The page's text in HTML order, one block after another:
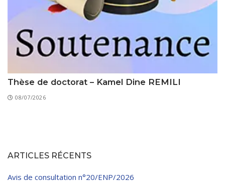
Thèse de doctorat – Kamel Dine REMILI
08/07/2026
ARTICLES RÉCENTS
Avis de consultation n°20/ENP/2026